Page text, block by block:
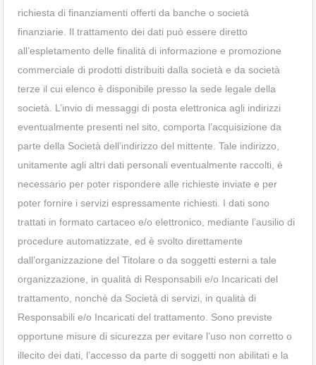
richiesta di finanziamenti offerti da banche o società
finanziarie. Il trattamento dei dati può essere diretto
all’espletamento delle finalità di informazione e promozione
commerciale di prodotti distribuiti dalla società e da società
terze il cui elenco è disponibile presso la sede legale della
società. L’invio di messaggi di posta elettronica agli indirizzi
eventualmente presenti nel sito, comporta l’acquisizione da
parte della Società dell’indirizzo del mittente. Tale indirizzo,
unitamente agli altri dati personali eventualmente raccolti, è
necessario per poter rispondere alle richieste inviate e per
poter fornire i servizi espressamente richiesti. I dati sono
trattati in formato cartaceo e/o elettronico, mediante l’ausilio di
procedure automatizzate, ed è svolto direttamente
dall’organizzazione del Titolare o da soggetti esterni a tale
organizzazione, in qualità di Responsabili e/o Incaricati del
trattamento, nonchè da Società di servizi, in qualità di
Responsabili e/o Incaricati del trattamento. Sono previste
opportune misure di sicurezza per evitare l’uso non corretto o
illecito dei dati, l’accesso da parte di soggetti non abilitati e la